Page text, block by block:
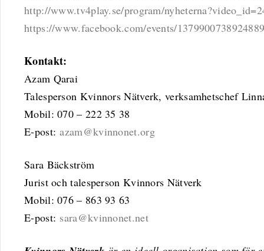
http://www.tv4play.se/program/
https://www.facebook.com/events/
Kontakt:
Azam Qarai
Talesperson Kvinnors Nätverk, verksamhetschef
Mobil: 070 – 222 35 38
E-post:azam@kvinnonet.org
Sara Bäckström
Jurist och talesperson Kvinnors Nätverk
Mobil: 076 – 863 93 63
E-post: sara@kvinnonet.net